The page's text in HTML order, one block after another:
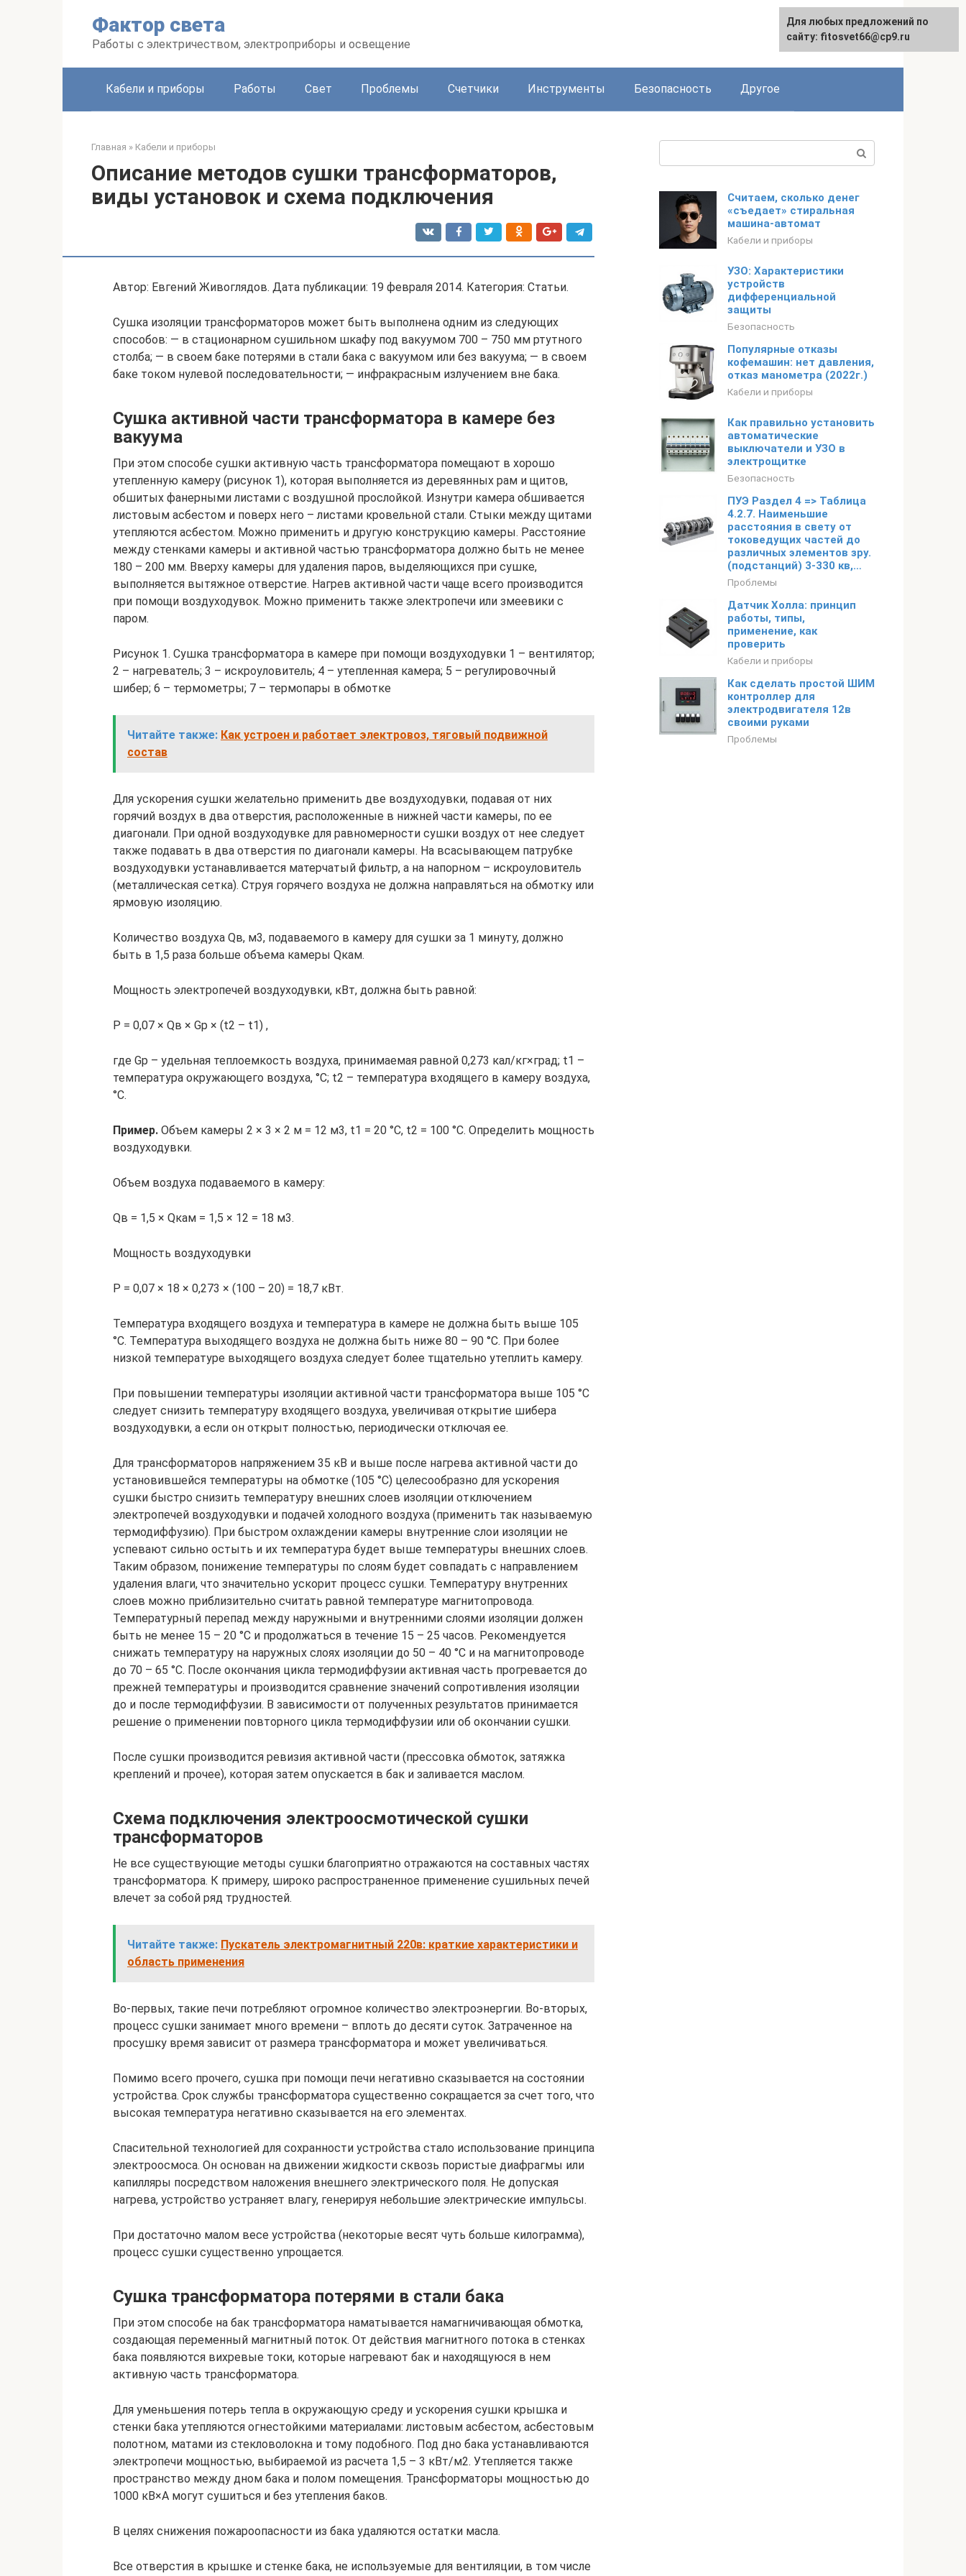
Фактор света
Работы с электричеством, электроприборы и освещение
English
Кабели и приборы Работы Свет Проблемы Счетчики Инструменты Безопасность Другое
Главная » Кабели и приборы
Описание методов сушки трансформаторов,
виды установок и схема подключения
Автор: Евгений Живоглядов. Дата публикации: 19 февраля 2014. Категория: Статьи.
Сушка изоляции трансформаторов может быть выполнена одним из следующих
способов: — в стационарном сушильном шкафу под вакуумом 700 – 750 мм ртутного
столба; — в своем баке потерями в стали бака с вакуумом или без вакуума; — в своем
баке током нулевой последовательности; — инфракрасным излучением вне бака.
Сушка активной части трансформатора в камере без
вакуума
При этом способе сушки активную часть трансформатора помещают в хорошо
утепленную камеру (рисунок 1), которая выполняется из деревянных рам и щитов,
обшитых фанерными листами с воздушной прослойкой. Изнутри камера обшивается
листовым асбестом и поверх него – листами кровельной стали. Стыки между щитами
утепляются асбестом. Можно применить и другую конструкцию камеры. Расстояние
между стенками камеры и активной частью трансформатора должно быть не менее
180 – 200 мм. Вверху камеры для удаления паров, выделяющихся при сушке,
выполняется вытяжное отверстие. Нагрев активной части чаще всего производится
при помощи воздуходувок. Можно применить также электропечи или змеевики с
паром.
Рисунок 1. Сушка трансформатора в камере при помощи воздуходувки 1 – вентилятор;
2 – нагреватель; 3 – искроуловитель; 4 – утепленная камера; 5 – регулировочный
шибер; 6 – термометры; 7 – термопары в обмотке
Читайте также: Как устроен и работает электровоз, тяговый подвижной
состав
Для ускорения сушки желательно применить две воздуходувки, подавая от них
горячий воздух в два отверстия, расположенные в нижней части камеры, по ее
диагонали. При одной воздуходувке для равномерности сушки воздух от нее следует
также подавать в два отверстия по диагонали камеры. На всасывающем патрубке
воздуходувки устанавливается матерчатый фильтр, а на напорном – искроуловитель
(металлическая сетка). Струя горячего воздуха не должна направляться на обмотку или
ярмовую изоляцию.
Количество воздуха Qв, м3, подаваемого в камеру для сушки за 1 минуту, должно
быть в 1,5 раза больше объема камеры Qкам.
Мощность электропечей воздуходувки, кВт, должна быть равной:
P = 0,07 × Qв × Gр × (t2 – t1) ,
где Gр – удельная теплоемкость воздуха, принимаемая равной 0,273 кал/кг×град; t1 –
температура окружающего воздуха, °С; t2 – температура входящего в камеру воздуха,
°С.
Пример. Объем камеры 2 × 3 × 2 м = 12 м3, t1 = 20 °С, t2 = 100 °С. Определить мощность
воздуходувки.
Объем воздуха подаваемого в камеру:
Qв = 1,5 × Qкам = 1,5 × 12 = 18 м3.
Мощность воздуходувки
P = 0,07 × 18 × 0,273 × (100 – 20) = 18,7 кВт.
Температура входящего воздуха и температура в камере не должна быть выше 105
°С. Температура выходящего воздуха не должна быть ниже 80 – 90 °С. При более
низкой температуре выходящего воздуха следует более тщательно утеплить камеру.
При повышении температуры изоляции активной части трансформатора выше 105 °С
следует снизить температуру входящего воздуха, увеличивая открытие шибера
воздуходувки, а если он открыт полностью, периодически отключая ее.
Для трансформаторов напряжением 35 кВ и выше после нагрева активной части до
установившейся температуры на обмотке (105 °С) целесообразно для ускорения
сушки быстро снизить температуру внешних слоев изоляции отключением
электропечей воздуходувки и подачей холодного воздуха (применить так называемую
термодиффузию). При быстром охлаждении камеры внутренние слои изоляции не
успевают сильно остыть и их температура будет выше температуры внешних слоев.
Таким образом, понижение температуры по слоям будет совпадать с направлением
удаления влаги, что значительно ускорит процесс сушки. Температуру внутренних
слоев можно приблизительно считать равной температуре магнитопровода.
Температурный перепад между наружными и внутренними слоями изоляции должен
быть не менее 15 – 20 °С и продолжаться в течение 15 – 25 часов. Рекомендуется
снижать температуру на наружных слоях изоляции до 50 – 40 °С и на магнитопроводе
до 70 – 65 °С. После окончания цикла термодиффузии активная часть прогревается до
прежней температуры и производится сравнение значений сопротивления изоляции
до и после термодиффузии. В зависимости от полученных результатов принимается
решение о применении повторного цикла термодиффузии или об окончании сушки.
После сушки производится ревизия активной части (прессовка обмоток, затяжка
креплений и прочее), которая затем опускается в бак и заливается маслом.
Схема подключения электроосмотической сушки
трансформаторов
Не все существующие методы сушки благоприятно отражаются на составных частях
трансформатора. К примеру, широко распространенное применение сушильных печей
влечет за собой ряд трудностей.
Читайте также: Пускатель электромагнитный 220в: краткие характеристики и
область применения
Во-первых, такие печи потребляют огромное количество электроэнергии. Во-вторых,
процесс сушки занимает много времени – вплоть до десяти суток. Затраченное на
просушку время зависит от размера трансформатора и может увеличиваться.
Помимо всего прочего, сушка при помощи печи негативно сказывается на состоянии
устройства. Срок службы трансформатора существенно сокращается за счет того, что
высокая температура негативно сказывается на его элементах.
Спасительной технологией для сохранности устройства стало использование принципа
электроосмоса. Он основан на движении жидкости сквозь пористые диафрагмы или
капилляры посредством наложения внешнего электрического поля. Не допуская
нагрева, устройство устраняет влагу, генерируя небольшие электрические импульсы.
При достаточно малом весе устройства (некоторые весят чуть больше килограмма),
процесс сушки существенно упрощается.
Сушка трансформатора потерями в стали бака
При этом способе на бак трансформатора наматывается намагничивающая обмотка,
создающая переменный магнитный поток. От действия магнитного потока в стенках
бака появляются вихревые токи, которые нагревают бак и находящуюся в нем
активную часть трансформатора.
Для уменьшения потерь тепла в окружающую среду и ускорения сушки крышка и
стенки бака утепляются огнестойкими материалами: листовым асбестом, асбестовым
полотном, матами из стекловолокна и тому подобного. Под дно бака устанавливаются
электропечи мощностью, выбираемой из расчета 1,5 – 3 кВт/м2. Утепляется также
пространство между дном бака и полом помещения. Трансформаторы мощностью до
1000 кВ×А могут сушиться и без утепления баков.
В целях снижения пожароопасности из бака удаляются остатки масла.
Все отверстия в крышке и стенке бака, не используемые для вентиляции, в том числе
Считаем, сколько денег
«съедает» стиральная
машина-автомат
Кабели и приборы
УЗО: Характеристики
устройств
дифференциальной
защиты
Безопасность
Популярные отказы
кофемашин: нет давления,
отказ манометра (2022г.)
Кабели и приборы
Как правильно установить
автоматические
выключатели и УЗО в
электрощитке
Безопасность
ПУЭ Раздел 4 => Таблица
4.2.7. Наименьшие
расстояния в свету от
токоведущих частей до
различных элементов зру.
(подстанций) 3-330 кв,…
Проблемы
Датчик Холла: принцип
работы, типы,
применение, как
проверить
Кабели и приборы
Как сделать простой ШИМ
контроллер для
электродвигателя 12в
своими руками
Проблемы
Для любых предложений по
сайту: fitosvet66@cp9.ru